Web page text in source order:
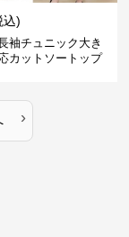
込)
袖チュニック大き
カットソートップ
›